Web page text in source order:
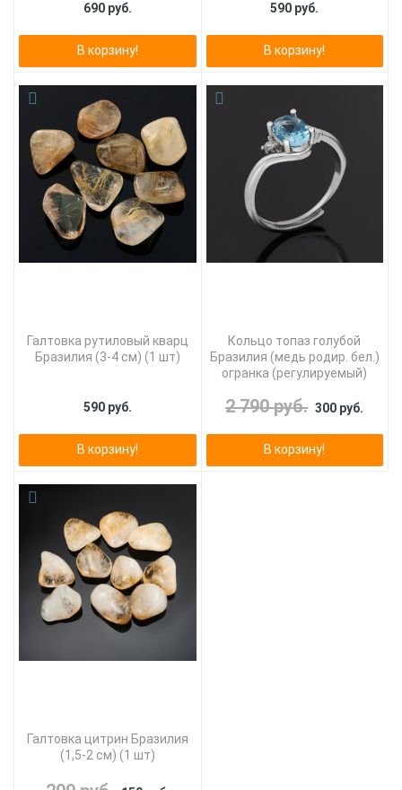
690 руб.
В корзину!
590 руб.
В корзину!
Галтовка рутиловый кварц
Бразилия (3-4 см) (1 шт)
590 руб.
В корзину!
Кольцо топаз голубой
Бразилия (медь родир. бел.)
огранка (регулируемый)
2 790 руб. 300 руб.
В корзину!
Галтовка цитрин Бразилия
(1,5-2 см) (1 шт)